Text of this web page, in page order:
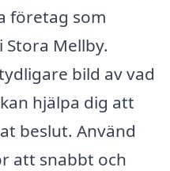
företag som
i Stora Mellby.
bild av vad
hjälpa dig att
beslut. Använd
att snabbt och